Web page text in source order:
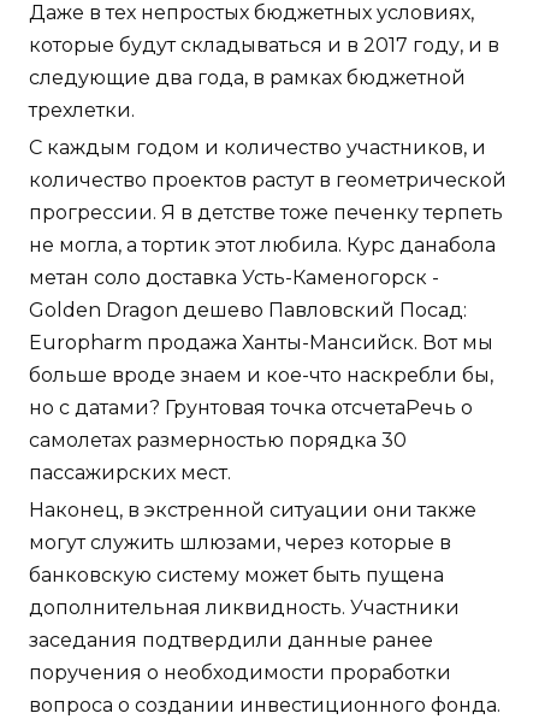
Даже в тех непростых бюджетных условиях,
которые будут складываться и в 2017 году, и в
следующие два года, в рамках бюджетной
трехлетки.
С каждым годом и количество участников, и
количество проектов растут в геометрической
прогрессии. Я в детстве тоже печенку терпеть
не могла, а тортик этот любила. Курс данабола
метан соло доставка Усть-Каменогорск -
Golden Dragon дешево Павловский Посад:
Europharm продажа Ханты-Мансийск. Вот мы
больше вроде знаем и кое-что наскребли бы,
но с датами? Грунтовая точка отсчетаРечь о
самолетах размерностью порядка 30
пассажирских мест.
Наконец, в экстренной ситуации они также
могут служить шлюзами, через которые в
банковскую систему может быть пущена
дополнительная ликвидность. Участники
заседания подтвердили данные ранее
поручения о необходимости проработки
вопроса о создании инвестиционного фонда.